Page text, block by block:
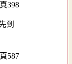
398
587